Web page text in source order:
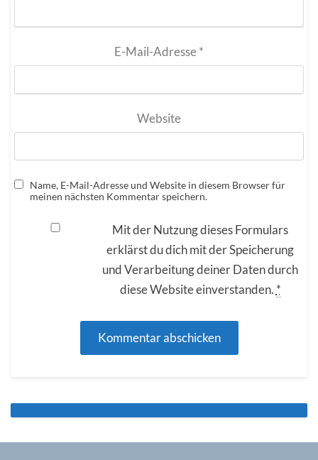
E-Mail-Adresse*
Website
Name, E-Mail-Adresse und Website in diesem Browser für
meinen nächsten Kommentar speichern.
Mit der Nutzung dieses Formulars
erklärst du dich mit der Speicherung
und Verarbeitung deiner Daten durch
diese Website einverstanden. *